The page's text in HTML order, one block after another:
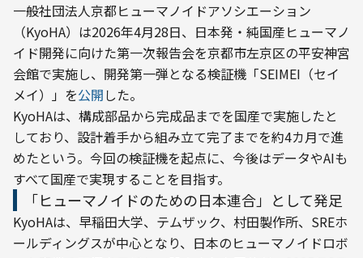
一般社団法人京都ヒューマノイドアソシエーション
（KyoHA）は2026年4月28日、日本発・純国産ヒューマノ
イド開発に向けた第一次報告会を京都市左京区の平安神宮
会館で実施し、開発第一弾となる検証機「SEIMEI（セイ
メイ）」を公開した。
KyoHAは、構成部品から完成品までを国産で実施したと
しており、設計着手から組み立て完了までを約4カ月で進
めたという。今回の検証機を起点に、今後はデータやAIも
すべて国産で実現することを目指す。
「ヒューマノイドのための日本連合」として発足
KyoHAは、早稲田大学、テムザック、村田製作所、SREホ
ールディングスが中心となり、日本のヒューマノイドロボ